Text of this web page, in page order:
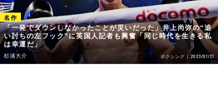
「一発でダウンしなかったことが災いだった」井上尚弥の“追
い討ちの左フック”に英国人記者も興奮「同じ時代を生きる私
は幸運だ」
杉浦大介 ボクシング 2023/07/27